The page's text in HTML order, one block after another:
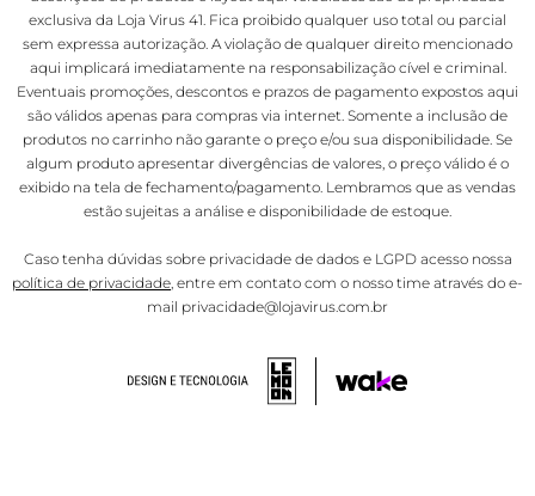
exclusiva da Loja Virus 41. Fica proibido qualquer uso total ou parcial
sem expressa autorização. A violação de qualquer direito mencionado
aqui implicará imediatamente na responsabilização cível e criminal.
Eventuais promoções, descontos e prazos de pagamento expostos aqui
são válidos apenas para compras via internet. Somente a inclusão de
produtos no carrinho não garante o preço e/ou sua disponibilidade. Se
algum produto apresentar divergências de valores, o preço válido é o
exibido na tela de fechamento/pagamento. Lembramos que as vendas
estão sujeitas a análise e disponibilidade de estoque.
Caso tenha dúvidas sobre privacidade de dados e LGPD acesso nossa
política de privacidade , entre em contato com o nosso time através do e-
mail privacidade@lojavirus.com.br